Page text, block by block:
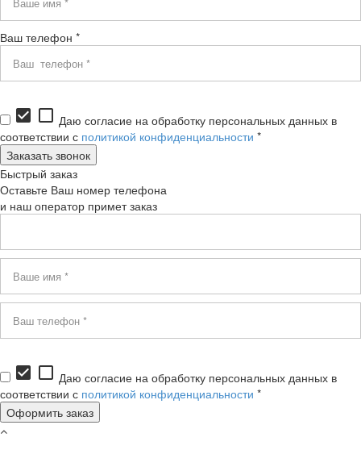
Ваш телефон *
check_box check_box_outline_blank Даю согласие на обработку персональных данных в
соответствии с политикой конфиденциальности *
Быстрый заказ
Оставьте Ваш номер телефона
и наш оператор примет заказ
check_box check_box_outline_blank Даю согласие на обработку персональных данных в
соответствии с политикой конфиденциальности *